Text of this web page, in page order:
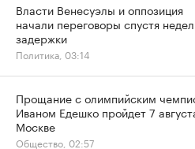
Власти Венесуэлы и оппозиция
начали переговоры спустя
задержки
Политика, 03:14
Прощание с олимпийским
Иваном Едешко пройдет 7
Москве
Общество, 02:57